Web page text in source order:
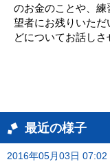
のお金のことや、
望者にお残りいた
どについてお話しさ
最近の様子
2016年05月03日 07:02